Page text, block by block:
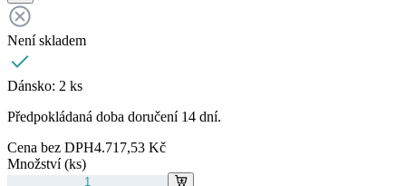
Není skladem
Dánsko: 2 ks
Předpokládaná doba doručení 14 dní.
Cena bez DPH4.717,53 Kč
Množství (ks)